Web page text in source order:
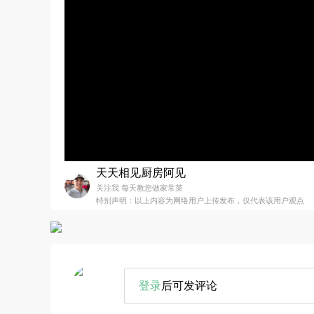
天天相见厨房阿见
关注我 每天教您做家常菜
特别声明：以上内容为网络用户上传发布，仅代表该用户观点
登录后可发评论